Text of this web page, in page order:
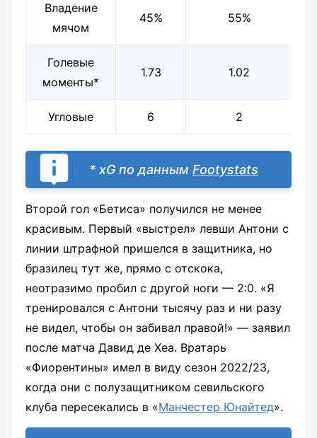
Владение
мячом
45% 55%
Голевые
моменты*
1.73 1.02
Угловые 6 2
* xG по данным Footystats
Второй гол «Бетиса» получился не менее
красивым. Первый «выстрел» левши Антони с
линии штрафной пришелся в защитника, но
бразилец тут же, прямо с отскока,
неотразимо пробил с другой ноги — 2:0. «Я
тренировался с Антони тысячу раз и ни разу
не видел, чтобы он забивал правой!» — заявил
после матча Давид де Хеа. Вратарь
«Фиорентины» имел в виду сезон 2022/23,
когда они с полузащитником севильского
клуба пересекались в «Манчестер Юнайтед».